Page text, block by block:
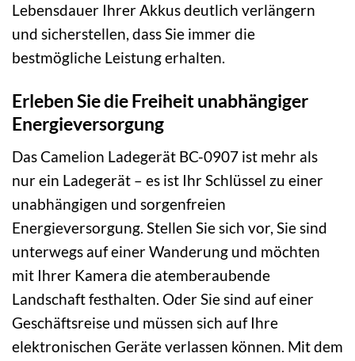
Lebensdauer Ihrer Akkus deutlich verlängern
und sicherstellen, dass Sie immer die
bestmögliche Leistung erhalten.
Erleben Sie die Freiheit unabhängiger
Energieversorgung
Das Camelion Ladegerät BC-0907 ist mehr als
nur ein Ladegerät – es ist Ihr Schlüssel zu einer
unabhängigen und sorgenfreien
Energieversorgung. Stellen Sie sich vor, Sie sind
unterwegs auf einer Wanderung und möchten
mit Ihrer Kamera die atemberaubende
Landschaft festhalten. Oder Sie sind auf einer
Geschäftsreise und müssen sich auf Ihre
elektronischen Geräte verlassen können. Mit dem